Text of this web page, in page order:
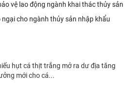
vệ lao động ngành khai thác thủy sản
ngại cho ngành thủy sản nhập khẩu
hụt cá thịt trắng mở ra dư địa tăng
mới cho cá...